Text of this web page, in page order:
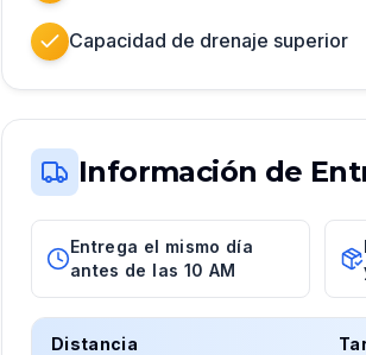
Capacidad de drenaje superior
Información de
Entrega el mismo día
antes de las 10 AM
Distancia